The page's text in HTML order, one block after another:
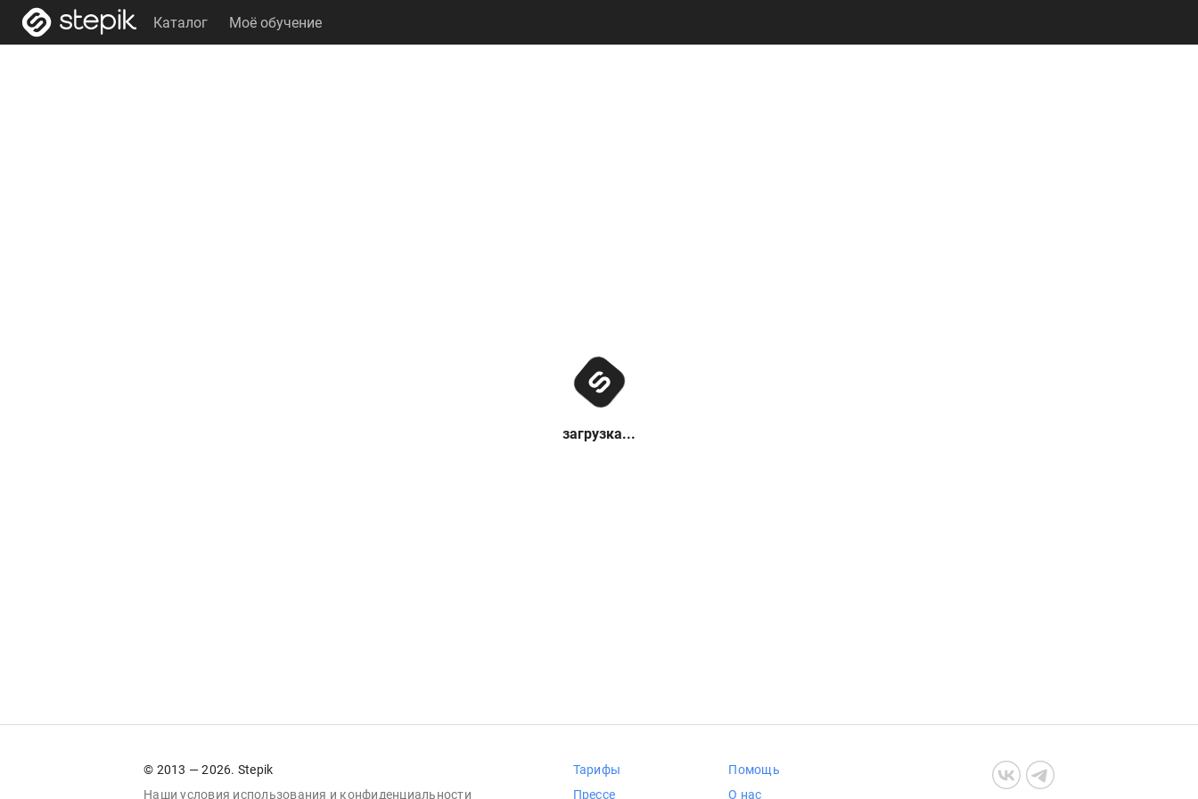
Каталог Моё обучение
загрузка...
© 2013 — 2026. Stepik
Наши условия использования и конфиденциальности
Тарифы
Прессе
Помощь
О нас